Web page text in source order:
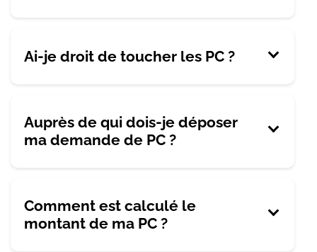
Ai-je droit de toucher les PC ?
Auprès de qui dois-je déposer
ma demande de PC ?
Comment est calculé le
montant de ma PC ?